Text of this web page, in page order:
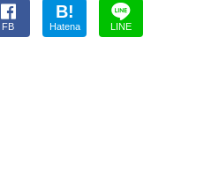
FB
B!
Hatena LINE